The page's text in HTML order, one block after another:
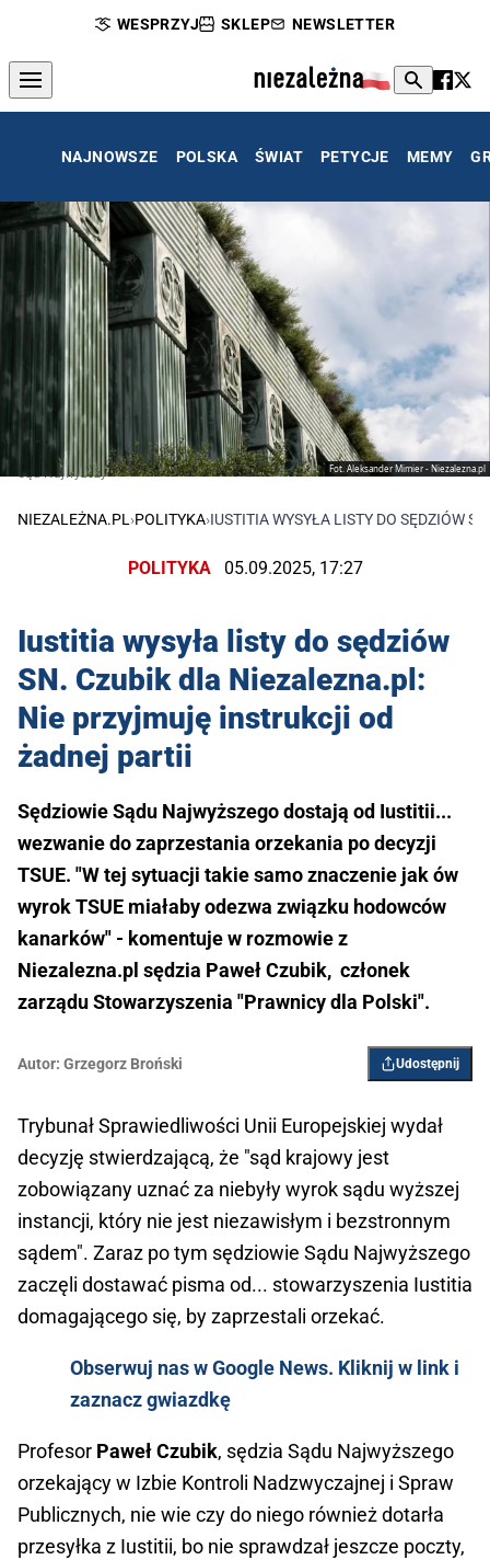
WESPRZYJ SKLEP NEWSLETTER
NAJNOWSZE POLSKA ŚWIAT PETYCJE MEMY
Fot. Aleksander Mimier - Niezalezna.pl
Sąd Najwyższy
NIEZALEŻNA.PL ›POLITYKA›IUSTITIA WYSYŁA LISTY DO SĘDZIÓW
POLITYKA 05.09.2025, 17:27
Iustitia wysyła listy do sędziów
SN. Czubik dla Niezalezna.pl:
Nie przyjmuję instrukcji od
żadnej partii
Sędziowie Sądu Najwyższego dostają od Iustitii...
wezwanie do zaprzestania orzekania po decyzji
TSUE. "W tej sytuacji takie samo znaczenie jak ów
wyrok TSUE miałaby odezwa związku hodowców
kanarków" - komentuje w rozmowie z
Niezalezna.pl sędzia Paweł Czubik, członek
zarządu Stowarzyszenia "Prawnicy dla Polski".
Autor: Grzegorz Broński Udostępnij
Trybunał Sprawiedliwości Unii Europejskiej wydał
decyzję stwierdzającą, że "sąd krajowy jest
zobowiązany uznać za niebyły wyrok sądu wyższej
instancji, który nie jest niezawisłym i bezstronnym
sądem". Zaraz po tym sędziowie Sądu Najwyższego
zaczęli dostawać pisma od... stowarzyszenia Iustitia
domagającego się, by zaprzestali orzekać.
Obserwuj nas w Google News. Kliknij w link i
zaznacz gwiazdkę
Profesor Paweł Czubik, sędzia Sądu Najwyższego
orzekający w Izbie Kontroli Nadzwyczajnej i Spraw
Publicznych, nie wie czy do niego również dotarła
przesyłka z Iustitii, bo nie sprawdzał jeszcze poczty,